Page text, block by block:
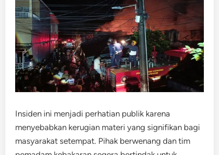
​Insiden ini menjadi perhatian publik karena
menyebabkan kerugian materi yang signifikan bagi
masyarakat setempat. ​Pihak berwenang dan tim